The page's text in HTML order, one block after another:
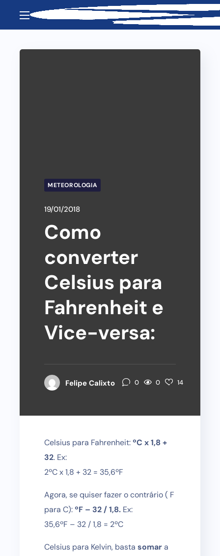
METEOROLOGIA
19/01/2018
Como
converter
Celsius para
Fahrenheit e
Vice-versa:
Felipe Calixto 0 0 14
Celsius para Fahrenheit:ºC x 1,8 +
32. Ex:
2ºC x 1,8 + 32 = 35,6ºF
Agora, se quiser fazer o contrário ( F
para C):ºF – 32 / 1,8. Ex:
35,6ºF – 32 / 1,8 = 2ºC
Celsius para Kelvin, basta somara